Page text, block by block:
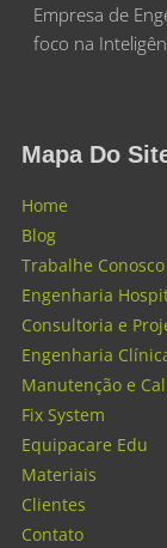
Empresa de
foco na
Mapa Do
Home
Blog
Trabalhe Conosco
Engenharia
Consultoria e
Engenharia
Manutenção e
Fix System
Equipacare Edu
Materiais
Clientes
Contato